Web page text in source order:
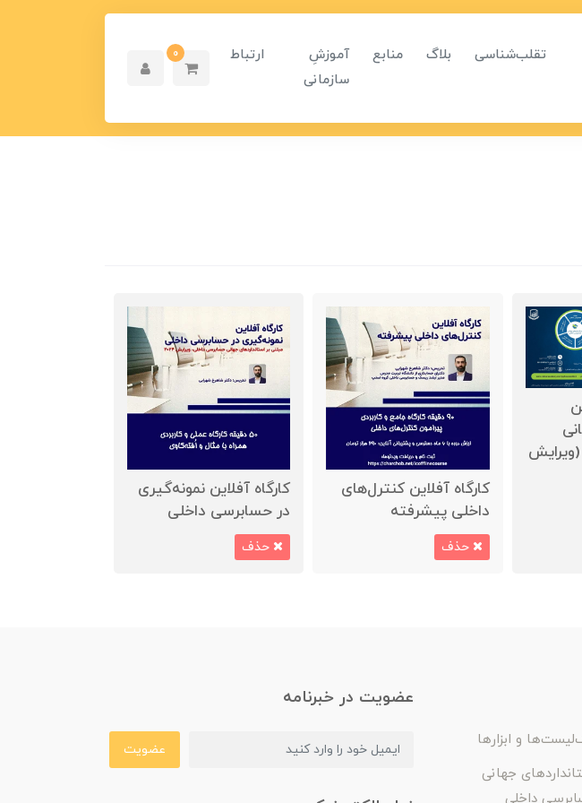
تقلب‌شناسی بلاگ منابع
آموزشِ
سازمانی
ارتباط 0
کارگاه آفلاین کنترل‌های
داخلی پیشرفته
حذف
کارگاه آفلاین نمونه‌گیری
در حسابرسی داخلی
حذف
و ابزارها
جهانی
داخلی
عضویت در خبرنامه
عضویت